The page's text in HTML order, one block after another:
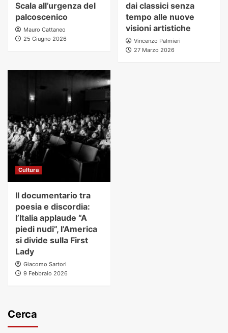
Scala all’urgenza del
palcoscenico
Mauro Cattaneo
25 Giugno 2026
dai classici senza
tempo alle nuove
visioni artistiche
Vincenzo Palmieri
27 Marzo 2026
Cultura
Il documentario tra
poesia e discordia:
l’Italia applaude “A
piedi nudi”, l’America
si divide sulla First
Lady
Giacomo Sartori
9 Febbraio 2026
Cerca